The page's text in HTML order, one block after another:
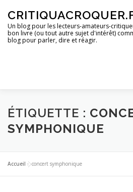
contenu
Un blog pour les lecteurs-amateurs-
bon livre (ou tout autre sujet d'intérêt)
blog pour parler, dire et réagir.
ACCUEIL UN BLOG ?
ÉTIQUETTE :
SYMPHONIQUE
Accueil »concert symphonique